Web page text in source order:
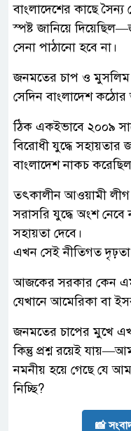
বাংলাদেশের কাছে
স্পষ্ট জানিয়ে
সেনা পাঠানো হবে না।
জনমতের চাপ ও মুসলিম
সেদিন বাংলাদেশ কঠোর
ঠিক একইভাবে ২০০৯
বিরোধী যুদ্ধে
বাংলাদেশ নাকচ
তৎকালীন আওয়ামী লীগ
সরাসরি যুদ্ধে অংশ
সহায়তা দেবে।
এখন সেই নীতিগত
আজকের সরকার কেন
যেখানে আমেরিকা বা
জনমতের চাপের মুখে
কিন্তু প্রশ্ন রয়েই
নমনীয় হয়ে গেছে যে
নিচ্ছি?
📸